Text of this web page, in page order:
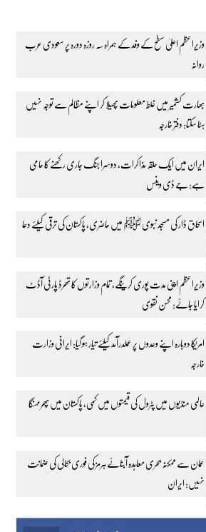
وزیراعظم اعلیٰ سطح کے وفد کے ہمراہ سہ روزہ دورہ پر سعودی عرب
روانہ
بھارت کشمیر میں غلط معلومات پھیلا کر اپنے مظالم سے توجہ نہیں
ہٹا سکتا: دفتر خارجہ
ایران میں ایک حلقہ مذاکرات، دوسرا جنگ جاری رکھنے کا حامی
ہے: جے ڈی وینس
اسحاق ڈار کی مسجد نبوی ﷺ میں حاضری، پاکستان کی ترقی کیلئے دعا
وزیراعظم اپنی مدت پوری کرینگے، تمام وزارتوں کا تھرڈ پارٹی آڈٹ
کرایا جائے: محسن نقوی
امریکا دوبارہ اپنے وعدوں پر عملدرآمد کیلئے تیار ہو گیا: ایرانی وزارت
خارجہ
عالمی منڈیوں میں پٹرول کی قیمتوں میں کمی، پاکستان میں پھر مہنگا
عمان سے ممکنہ بحری معاہدہ آبنائے ہرمز کی فوری بحالی کی ضمانت
نہیں: ایران